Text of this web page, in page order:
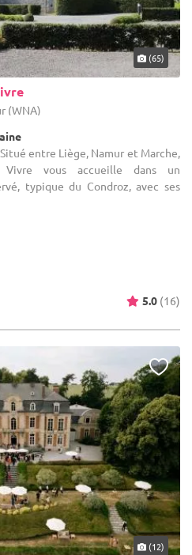
(65)
(WNA)
entre Liège, Namur et Marche,
vous accueille dans un
typique du Condroz, avec ses
5.0 (16)
(12)